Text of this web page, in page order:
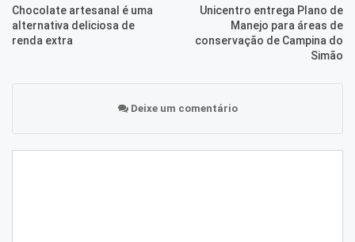
Chocolate artesanal é uma
alternativa deliciosa de
renda extra
Unicentro entrega Plano de
Manejo para áreas de
conservação de Campina do
Simão
Deixe um comentário